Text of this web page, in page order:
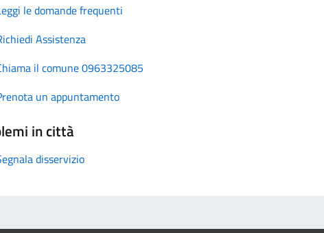
le domande frequenti
Assistenza
il comune 0963325085
un appuntamento
in città
disservizio